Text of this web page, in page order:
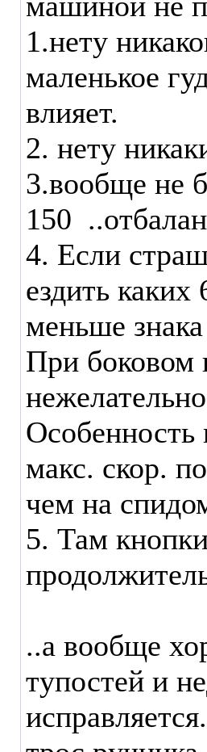
1.нету
маленькое
влияет.
2. нету
3.вообще не
150
4. Если
ездить каких
меньше
При боковом
Особенность
макс. скор.
чем на
5. Там
..а вообще
тупостей и
исправляется.